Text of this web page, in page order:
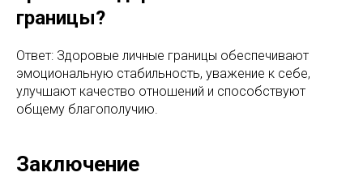
границы?
Ответ: Здоровые личные границы обеспечивают
эмоциональную стабильность, уважение к себе,
улучшают качество отношений и способствуют
общему благополучию.
Заключение